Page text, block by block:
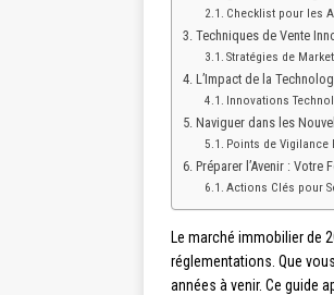
Checklist pour les
Techniques de Vente
Stratégies de
L’Impact de la
Innovations
Naviguer dans les
Points de Vigilance
Préparer l’Avenir : Votre
Actions Clés pour
Le marché immobilier de
réglementations. Que
années à venir. Ce guide